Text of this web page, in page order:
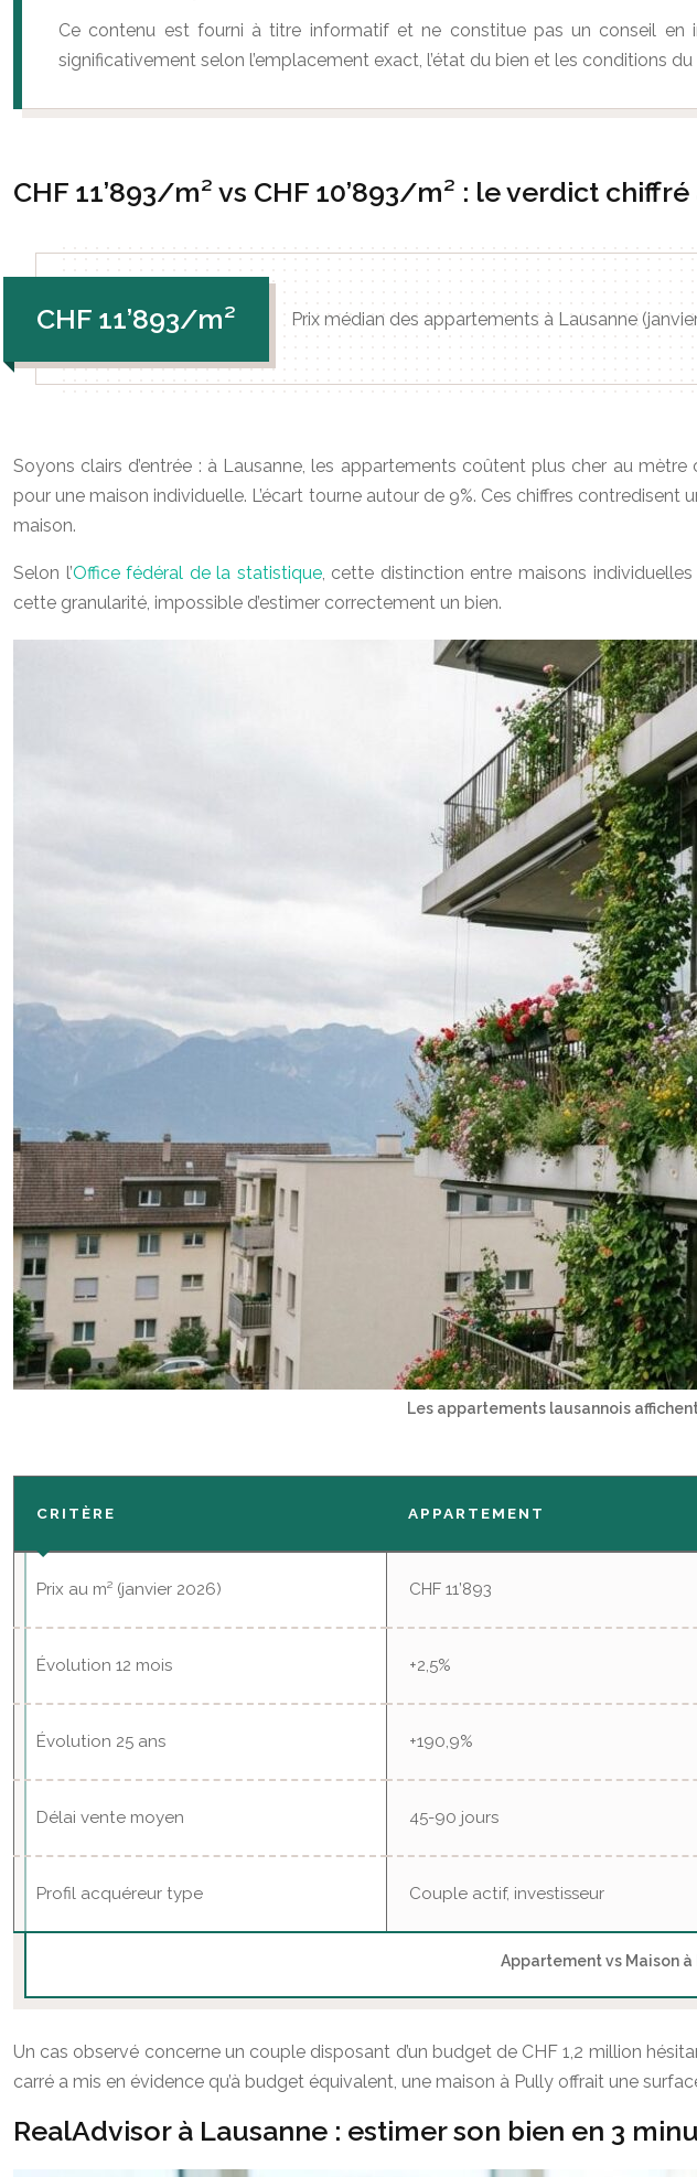
Ce contenu est fourni à titre informatif et ne constitue pas un conseil en
significativement selon l’emplacement exact, l’état du bien et les conditions du
CHF 11’893/m² vs CHF 10’893/m² : le verdict
CHF 11’893/m² Prix médian des appartements à Lausanne
Soyons clairs d’entrée : à Lausanne, les appartements coûtent plus cher au
pour une maison individuelle. L’écart tourne autour de 9%. Ces chiffres
maison.
Selon l’Office fédéral de la statistique, cette distinction entre maisons
cette granularité, impossible d’estimer correctement un bien.
Les appartements lausannois
Appartement vs Maison
CRITÈRE APPARTEMENT
Prix au m² (janvier 2026) CHF 11’893
Évolution 12 mois +2,5%
Évolution 25 ans +190,9%
Délai vente moyen 45-90 jours
Profil acquéreur type Couple actif, investisseur
Un cas observé concerne un couple disposant d’un budget de CHF 1,2 million
carré a mis en évidence qu’à budget équivalent, une maison à Pully offrait une
RealAdvisor à Lausanne : estimer son bien en 3